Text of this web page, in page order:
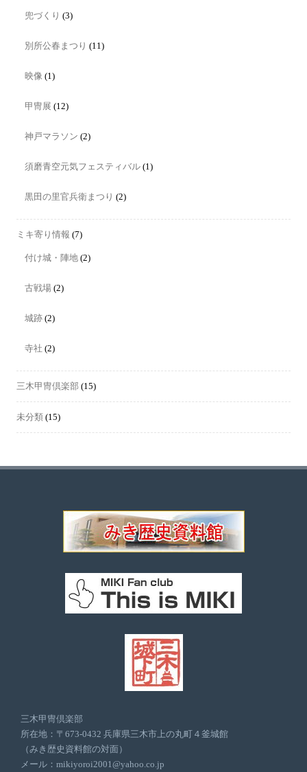
兜づくり (3)
別所公春まつり (11)
映像 (1)
甲冑展 (12)
神戸マラソン (2)
須磨青空元気フェスティバル (1)
黒田の里官兵衛まつり (2)
ミキ寄り情報 (7)
付け城・陣地 (2)
古戦場 (2)
城跡 (2)
寺社 (2)
三木甲冑倶楽部 (15)
未分類 (15)
三木甲冑倶楽部
所在地：〒673-0432 兵庫県三木市上の丸町４釜城館
（みき歴史資料館の対面）
メール：mikiyoroi2001@yahoo.co.jp